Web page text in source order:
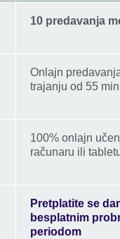
10 predavanja
Onlajn
trajanju od 55
100% onlajn
računaru ili
Pretplatite se
besplatnim
periodom